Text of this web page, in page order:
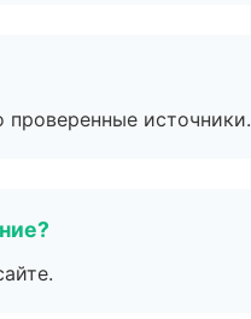
источники.